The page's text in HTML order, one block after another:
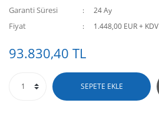
Garanti Süresi 24 Ay
Fiyat 1.448,00 EUR + KDV
93.830,40 TL
SEPETE EKLE